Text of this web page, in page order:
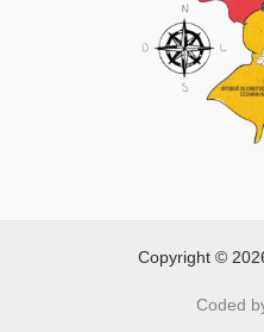
Copyright ©
Coded